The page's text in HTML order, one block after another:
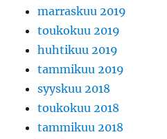
marraskuu 2019
toukokuu 2019
huhtikuu 2019
tammikuu 2019
syyskuu 2018
toukokuu 2018
tammikuu 2018